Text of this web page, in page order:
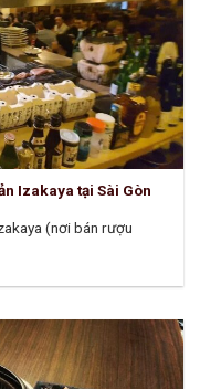
Izakaya tại Sài Gòn
(nơi bán rượu